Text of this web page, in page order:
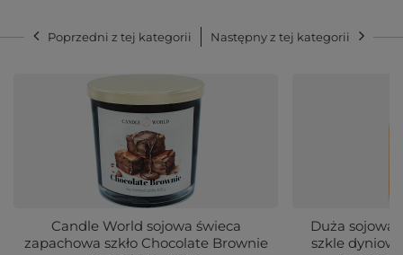
Poprzedni z tej kategorii Następny z tej kategorii
Candle World sojowa świeca
zapachowa szkło Chocolate Brownie
Duża sojowa
szkle